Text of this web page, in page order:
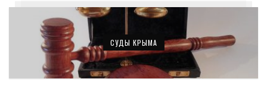
СУДЫ КРЫМА